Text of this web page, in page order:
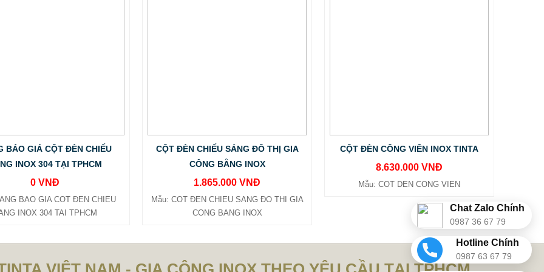
Chat Zalo Chính
0987 36 67 79
Hotline Chính
0987 63 67 79
BÁO GIÁ CỘT ĐÈN CHIẾU
INOX 304 TẠI TPHCM
0 VNĐ
BAO GIA COT ĐEN CHIEU
INOX 304 TAI TPHCM
CỘT ĐÈN CHIẾU SÁNG ĐÔ THỊ GIA
CÔNG BẰNG INOX
1.865.000 VNĐ
Mẫu: COT ĐEN CHIEU SANG ĐO THI GIA
CONG BANG INOX
CỘT ĐÈN CÔNG VIÊN INOX TINTA
8.630.000 VNĐ
Mẫu: COT DEN CONG VIEN